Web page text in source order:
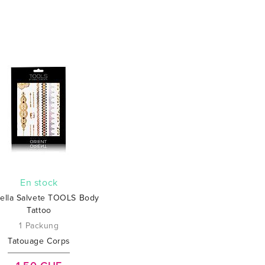
En stock
Salvete TOOLS Body
Tattoo
1 Packung
Tatouage Corps